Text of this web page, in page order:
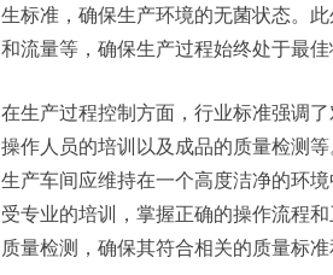
生标准，确保生产环境的无菌状态。
和流量等，确保生产过程始终处于最佳
在生产过程控制方面，行业标准强调
操作人员的培训以及成品的质量检测
生产车间应维持在一个高度洁净的环
受专业的培训，掌握正确的操作流程
质量检测，确保其符合相关的质量标准